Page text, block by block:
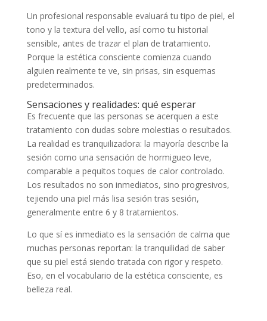
Un profesional responsable evaluará tu tipo de piel, el
tono y la textura del vello, así como tu historial
sensible, antes de trazar el plan de tratamiento.
Porque la estética consciente comienza cuando
alguien realmente te ve, sin prisas, sin esquemas
predeterminados.
Sensaciones y realidades: qué esperar
Es frecuente que las personas se acerquen a este
tratamiento con dudas sobre molestias o resultados.
La realidad es tranquilizadora: la mayoría describe la
sesión como una sensación de hormigueo leve,
comparable a pequitos toques de calor controlado.
Los resultados no son inmediatos, sino progresivos,
tejiendo una piel más lisa sesión tras sesión,
generalmente entre 6 y 8 tratamientos.
Lo que sí es inmediato es la sensación de calma que
muchas personas reportan: la tranquilidad de saber
que su piel está siendo tratada con rigor y respeto.
Eso, en el vocabulario de la estética consciente, es
belleza real.